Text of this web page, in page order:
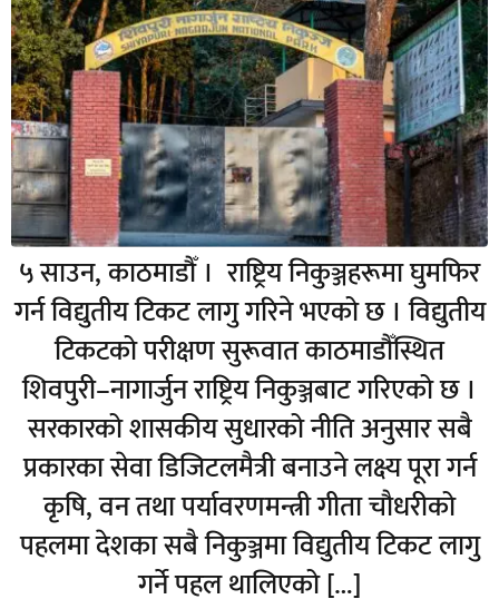
५ साउन, काठमाडौँ । राष्ट्रिय निकुञ्जहरूमा घुमफिर
गर्न विद्युतीय टिकट लागु गरिने भएको छ । विद्युतीय
टिकटको परीक्षण सुरूवात काठमाडौँस्थित
शिवपुरी–नागार्जुन राष्ट्रिय निकुञ्जबाट गरिएको छ ।
सरकारको शासकीय सुधारको नीति अनुसार सबै
प्रकारका सेवा डिजिटलमैत्री बनाउने लक्ष्य पूरा गर्न
कृषि, वन तथा पर्यावरणमन्त्री गीता चौधरीको
पहलमा देशका सबै निकुञ्जमा विद्युतीय टिकट लागु
गर्ने पहल थालिएको […]